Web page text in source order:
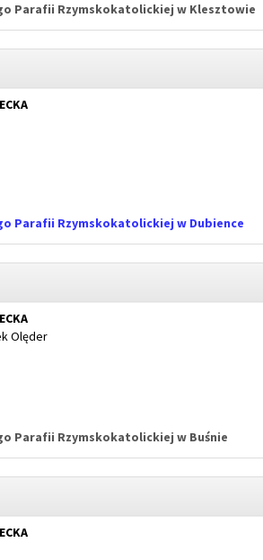
Parafii Rzymskokatolickiej w Klesztowie
Parafii Rzymskokatolickiej w Dubience
Olęder
Parafii Rzymskokatolickiej w Buśnie